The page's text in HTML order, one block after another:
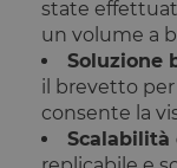
state
un volume a
Soluzione
il brevetto per
consente la
Scalabilità